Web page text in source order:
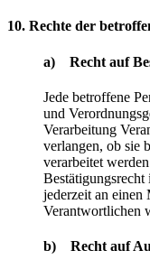
10. Rechte der
a) Recht auf
Jede betroffene
und
Verarbeitung
verlangen, ob sie
verarbeitet
jederzeit an einen
Verantwortlichen
b) Recht auf